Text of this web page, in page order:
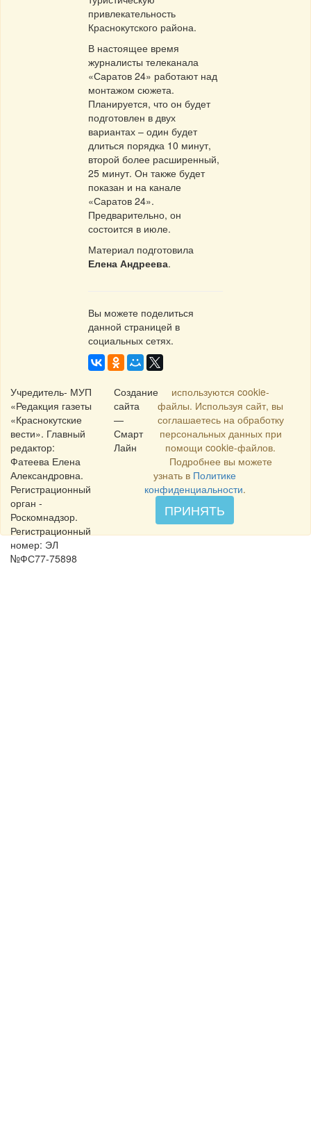
привлекательность
Краснокутского района.
В настоящее время
журналисты телеканала
«Саратов 24» работают над
монтажом сюжета.
Планируется, что он будет
подготовлен в двух
вариантах – один будет
длиться порядка 10 минут,
второй более расширенный,
25 минут. Он также будет
показан и на канале
«Саратов 24».
Предварительно, он
состоится в июле.
Материал подготовила
Елена Андреева.
Вы можете поделиться
данной страницей в
социальных сетях.
Учредитель- МУП
«Редакция газеты
«Краснокутские
вести». Главный
редактор:
Фатеева Елена
Александровна.
Регистрационный
орган -
Роскомнадзор.
Регистрационный
номер: ЭЛ
№ФС77-75898
Создание
сайта
—
Смарт
Лайн
используются cookie-
файлы. Используя сайт, вы
соглашаетесь на обработку
персональных данных при
помощи cookie-файлов.
Подробнее вы можете
узнать в Политике
конфиденциальности.
ПРИНЯТЬ